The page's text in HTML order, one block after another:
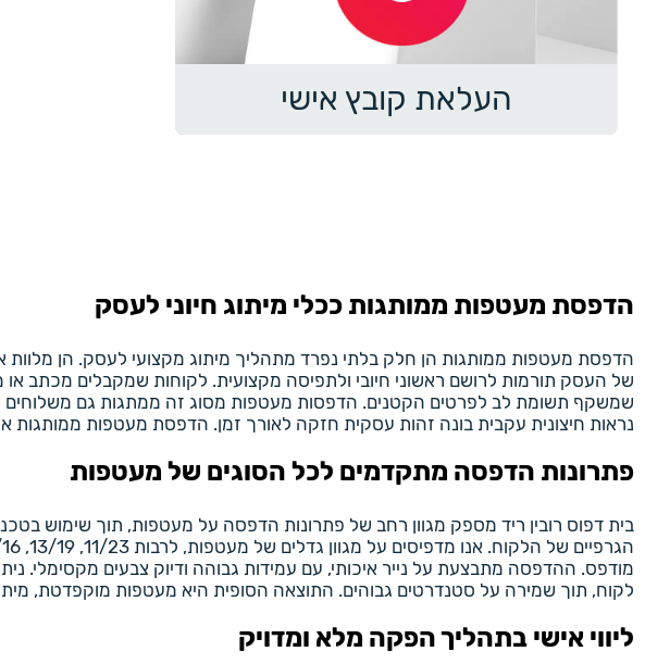
העלאת קובץ אישי
הדפסת מעטפות ממותגות ככלי מיתוג חיוני לעסק
הדפסת מעטפות ממותגות הן חלק בלתי נפרד מתהליך מיתוג מקצועי לעסק. הן
של העסק תורמות לרושם ראשוני חיובי ולתפיסה מקצועית. לקוחות שמקבלים מכתב
שמשקף תשומת לב לפרטים הקטנים. הדפסות מעטפות מסוג זה ממתגות גם משלוחים
נראות חיצונית עקבית בונה זהות עסקית חזקה לאורך זמן. הדפסת מעטפות ממותגות
פתרונות הדפסה מתקדמים לכל הסוגים של מעטפות
בית דפוס רובין ריד מספק מגוון רחב של פתרונות הדפסה על מעטפות, תוך שימוש
מודפס. ההדפסה מתבצעת על נייר איכותי, עם עמידות גבוהה ודיוק צבעים מקסימלי.
לקוח, תוך שמירה על סטנדרטים גבוהים. התוצאה הסופית היא מעטפות מוקפדטת,
ליווי אישי בתהליך הפקה מלא ומדויק